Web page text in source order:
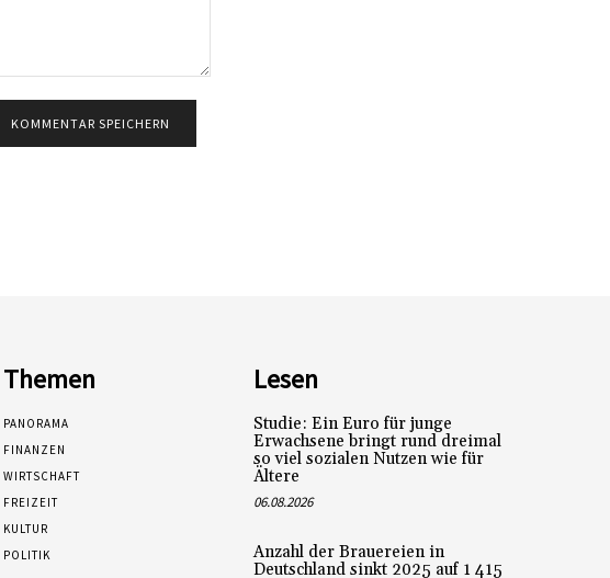
Themen
PANORAMA
FINANZEN
WIRTSCHAFT
FREIZEIT
KULTUR
POLITIK
Lesen
Studie: Ein Euro für junge
Erwachsene bringt rund dreimal
so viel sozialen Nutzen wie für
Ältere
06.08.2026
Anzahl der Brauereien in
Deutschland sinkt 2025 auf 1 415